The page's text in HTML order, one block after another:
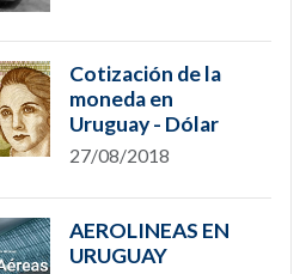
Cotización de la
moneda en
Uruguay - Dólar
27/08/2018
AEROLINEAS EN
URUGUAY